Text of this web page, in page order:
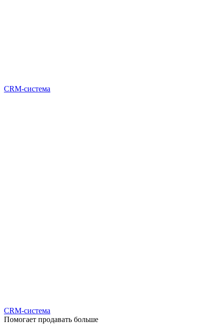
CRM-система
CRM-система
Помогает продавать больше